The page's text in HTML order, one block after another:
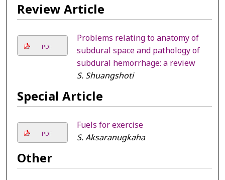
Review Article
PDF
Problems relating to anatomy of
subdural space and pathology of
subdural hemorrhage: a review
S. Shuangshoti
Special Article
PDF
Fuels for exercise
S. Aksaranugkaha
Other